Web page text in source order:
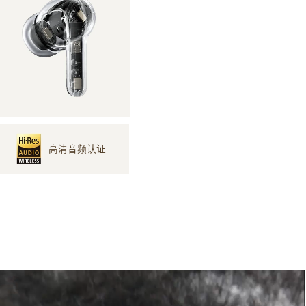
高清音频认证